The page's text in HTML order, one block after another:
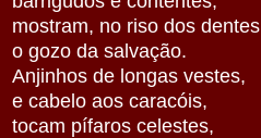
mostram, no riso dos dentes
o gozo da salvação.
Anjinhos de longas vestes,
e cabelo aos caracóis,
tocam pífaros celestes,